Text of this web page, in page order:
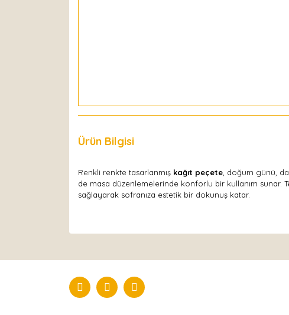
Ürün Bilgisi
Renkli renkte tasarlanmış kağıt peçete , doğum günü,
de masa düzenlemelerinde konforlu bir kullanım sunar.
sağlayarak sofranıza estetik bir dokunuş katar.